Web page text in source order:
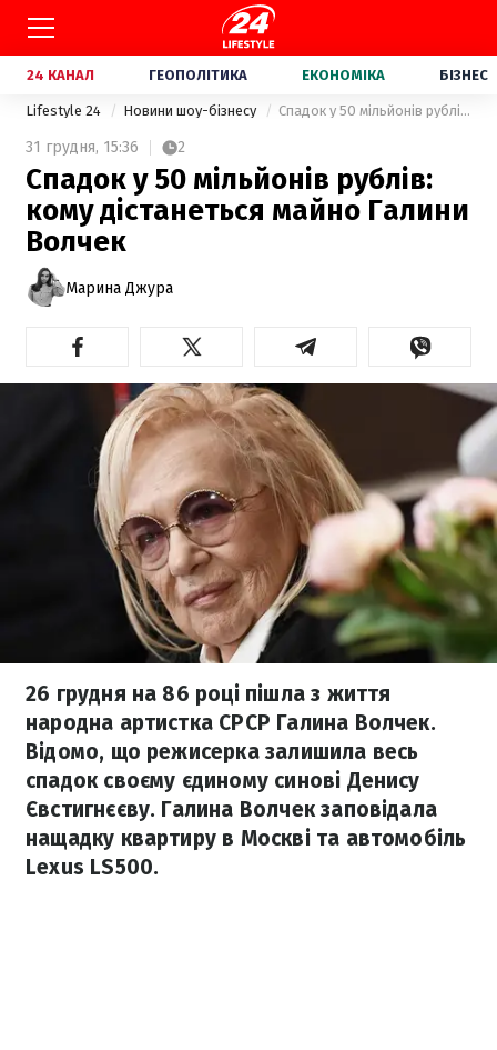
24 КАНАЛ ГЕОПОЛІТИКА ЕКОНОМІКА БІЗНЕС
Lifestyle 24 Новини шоу-бізнесу Спадок у 50 мільйонів рублів: кому дістанеться майно Галини Волчек
31 грудня, 15:36 2
Спадок у 50 мільйонів рублів:
кому дістанеться майно Галини
Волчек
Марина Джура
26 грудня на 86 році пішла з життя
народна артистка СРСР Галина Волчек.
Відомо, що режисерка залишила весь
спадок своєму єдиному синові Денису
Євстигнєєву. Галина Волчек заповідала
нащадку квартиру в Москві та автомобіль
Lexus LS500.